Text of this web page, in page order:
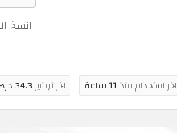
انسخ
اخر استخدام منذ11 ساعة اخر توفير34.3 درهم اماراتي